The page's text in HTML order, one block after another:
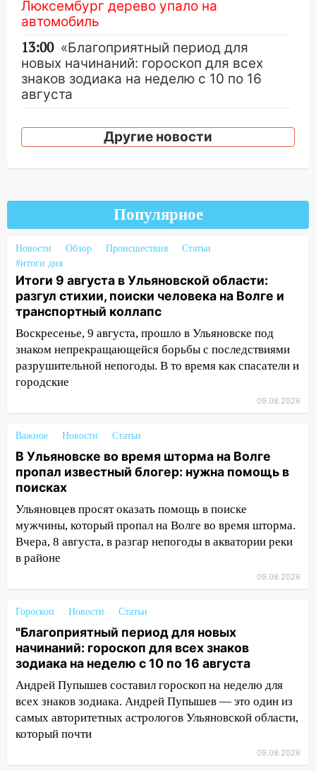
Люксембург дерево упало на
автомобиль
13:00 «Благоприятный период для
новых начинаний: гороскоп для всех
знаков зодиака на неделю с 10 по 16
августа
Ульяновске образовалось «море»
12:11 Где есть бензин в Ульяновске 9
августа: список АЗС
11:55
Соцсети: светофор упал на
машину во время сильного ливня в
Ульяновске
11:00 В Ульяновской области люди в
СНТ сидят без света
10:13
Прокуратура подвела итоги
недели в Ульяновской области
09:18 Из-за ливня заблокировано
Ураган, изнасилование ребенка,
автоподставы и атака беспилотников:
важные итоги прошедшей недели в
Ульяновской области
08:20
трамвайную и троллейбусную
инфраструктуру после шторма
08:19
непогода
07:30 Евро-3 вместо Евро-5: что
означают классы бензина и можно ли
заливать «старое» топливо в
современные автомобили
06:30 Какая погода будет в Ульяновской
области днем 9 августа
Другие новости
Популярное
Новости Обзор Происшествия
Статьи
#итоги дня
Итоги 9 августа в Ульяновской области:
разгул стихии, поиски человека на Волге и
транспортный коллапс
Воскресенье, 9 августа, прошло в Ульяновске под
знаком непрекращающейся борьбы с последствиями
разрушительной непогоды. В то время как спасатели и
городские
09.08.2026
Важное Новости Статьи
В Ульяновске во время шторма на Волге
пропал известный блогер: нужна помощь в
поисках
Ульяновцев просят оказать помощь в поиске
мужчины, который пропал на Волге во время шторма.
Вчера, 8 августа, в разгар непогоды в акватории реки
в районе
09.08.2026
Гороскоп Новости Статьи
"Благоприятный период для новых
начинаний: гороскоп для всех знаков
зодиака на неделю с 10 по 16 августа
Андрей Пупышев составил гороскоп на неделю для
всех знаков зодиака. Андрей Пупышев — это один из
самых авторитетных астрологов Ульяновской области,
который почти
09.08.2026